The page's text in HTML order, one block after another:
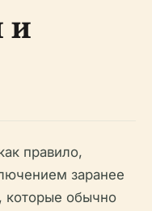
и
правило,
заранее
которые обычно